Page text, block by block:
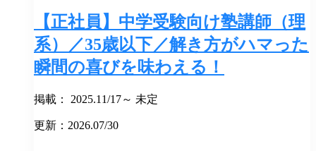
【正社員】中学受験向け塾講師（理
系）／35歳以下／解き方がハマった
瞬間の喜びを味わえる！
掲載： 2025.11/17～ 未定
更新：2026.07/30